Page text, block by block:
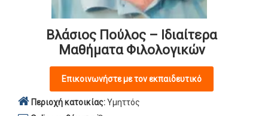
Βλάσιος Πούλος – Ιδιαίτερα
Μαθήματα Φιλολογικών
Επικοινωνήστε με τον εκπαιδευτικό
Περιοχή κατοικίας:Υμηττός